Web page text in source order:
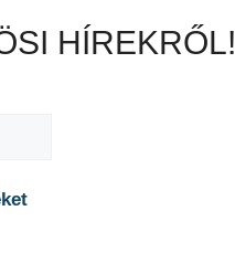
HÍREKRŐL!